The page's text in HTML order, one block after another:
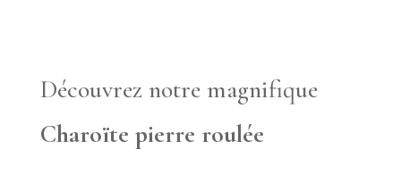
Découvrez notre magnifique
Charoïte pierre roulée